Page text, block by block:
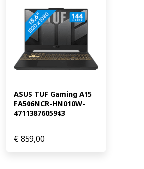
ASUS TUF Gaming A15
FA506NCR-HN010W-
4711387605943
€859,00